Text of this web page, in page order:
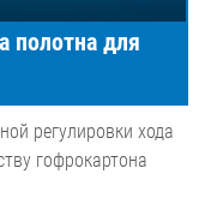
полотна для
регулировки хода
гофрокартона